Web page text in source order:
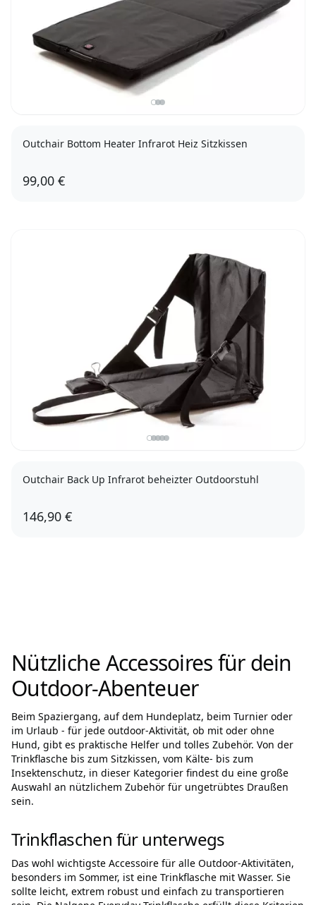
Outchair Bottom Heater Infrarot Heiz Sitzkissen
99,00 €
Outchair Back Up Infrarot beheizter Outdoorstuhl
146,90 €
Nützliche Accessoires für dein
Outdoor-Abenteuer
Beim Spaziergang, auf dem Hundeplatz, beim Turnier oder
im Urlaub - für jede outdoor-Aktivität, ob mit oder ohne
Hund, gibt es praktische Helfer und tolles Zubehör. Von der
Trinkflasche bis zum Sitzkissen, vom Kälte- bis zum
Insektenschutz, in dieser Kategorier findest du eine große
Auswahl an nützlichem Zubehör für ungetrübtes Draußen
sein.
Trinkflaschen für unterwegs
Das wohl wichtigste Accessoire für alle Outdoor-Aktivitäten,
besonders im Sommer, ist eine Trinkflasche mit Wasser. Sie
sollte leicht, extrem robust und einfach zu transportieren